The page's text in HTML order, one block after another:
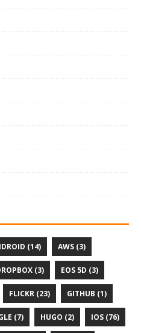
(14) AWS (3)
(3) EOS 5D (3)
FLICKR (23) GITHUB (1)
(7) HUGO (2) IOS (76)